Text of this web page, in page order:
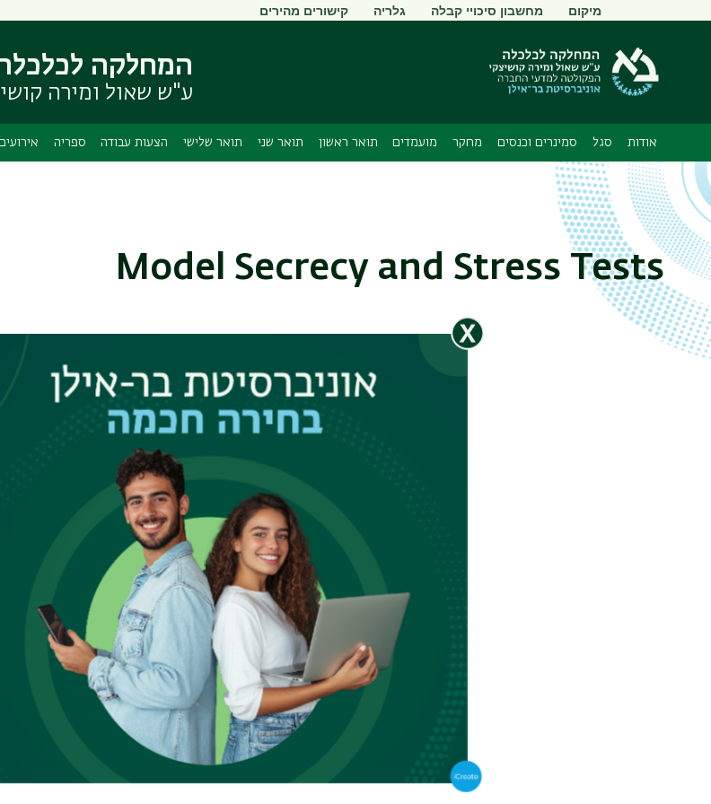
העיקרי
ניווט
ראשי
תפריט
מיקום מחשבון סיכויי קבלה גלריה קישורים מהירים
המחלקה
ע"ש שאול ומירה
אודות סגל סמינרים וכנסים מחקר מועמדים תואר ראשון תואר שני תואר שלישי הצעות עבודה ספריה
Model Secrecy and Stress Tests
test banks should be kept
can be suboptimal, because
investment. When the
the test, we show that secrecy
regarding bank characteristics.
conditions, secrecy is
either sufficiently high or
current and proposed stress